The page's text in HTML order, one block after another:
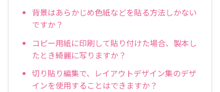
背景はあらかじめ色紙などを貼る方法しかない
ですか？
コピー用紙に印刷して貼り付けた場合、製本し
たとき綺麗に写りますか？
切り貼り編集で、レイアウトデザイン集のデザ
インを使用することはできますか？